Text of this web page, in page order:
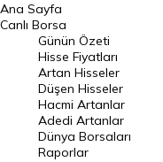
BIST 100 Hisseleri
En Çok Artan Hisseler
En Çok Düşen Hisseler
Hacmi Artanlar
Geçmiş Kapanışlar
Dünya Borsaları
Ana Sayfa
Canlı Borsa
Günün Özeti
Hisse Fiyatları
Artan Hisseler
Düşen Hisseler
Hacmi Artanlar
Adedi Artanlar
Dünya Borsaları
Raporlar